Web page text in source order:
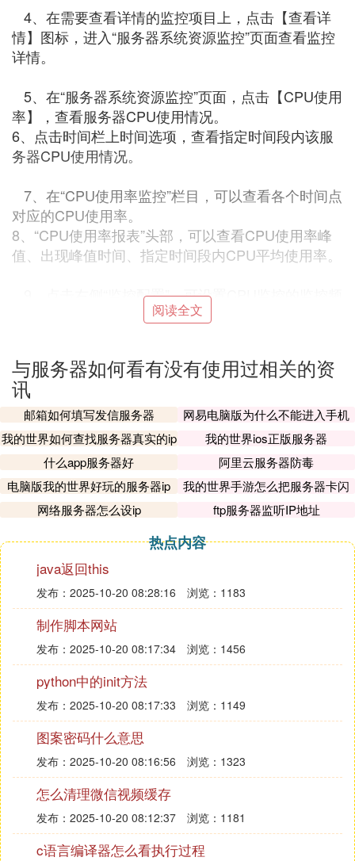
4、在需要查看详情的监控项目上，点击【查看详
情】图标，进入“服务器系统资源监控”页面查看监控
详情。
5、在“服务器系统资源监控”页面，点击【CPU使用
率】，查看服务器CPU使用情况。
6、点击时间栏上时间选项，查看指定时间段内该服
务器CPU使用情况。
7、在“CPU使用率监控”栏目，可以查看各个时间点
对应的CPU使用率。
8、“CPU使用率报表”头部，可以查看CPU使用率峰
值、出现峰值时间、指定时间段内CPU平均使用率。
9、点击右侧“监控配置”，可设置CPU监控的监控频
1、如果只测试网络是否通，最简单直接有效的办法
使用ping.比如：ping 192.168.1.100 #测试192.168.
1.100是否可用
ping更多参数：
-d：使用Socket的SO_DEBUG功能;
-c<完成次数>：设置完成要求回应的次数;
-f：极限高速方式检测;
-i<间隔秒数>：指定收发信息的间隔时间，wait的秒
数;
-I<网络界面>：使用指定的网络界面送出数据包;
-l<前置载入>：设置在送出要求信息之前，先行发出
的数据包;
-n：只输出数值;
-p<范本样式>：设置填满packetsize 数据包的范本样
式;
-q：不显示指令执行过程，开头和结尾的相关信息除
-r：忽略普通的Routing Table，直接将数据包送到远
端主机上;
-R：记录路由过程;
-s<数据包大小>：设置packetsize 数据包的大小;
-t<存活数值>：设置存活数值TTL的大小;
-v：详细显示指令的执行过程。
2、如果希望测试服务器上的某个端口是否可用，就
阅读全文
与服务器如何看有没有使用过相关的资
讯
邮箱如何填写发信服务器
网易电脑版为什么不能进入手机
服务器
我的世界如何查找服务器真实的ip
我的世界ios正版服务器
什么app服务器好
阿里云服务器防毒
电脑版我的世界好玩的服务器ip
我的世界手游怎么把服务器卡闪
退
网络服务器怎么设ip ftp服务器监听IP地址
热点内容
java返回this
发布：2025-10-20 08:28:16 浏览：1183
制作脚本网站
发布：2025-10-20 08:17:34 浏览：1456
python中的init方法
发布：2025-10-20 08:17:33 浏览：1149
图案密码什么意思
发布：2025-10-20 08:16:56 浏览：1323
怎么清理微信视频缓存
发布：2025-10-20 08:12:37 浏览：1181
c语言编译器怎么看执行过程